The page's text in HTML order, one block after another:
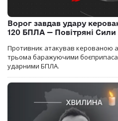
Ворог завдав удару
120 БПЛА — Повітряні
Противник атакував керованою
трьома баражуючими
ударними БПЛА.